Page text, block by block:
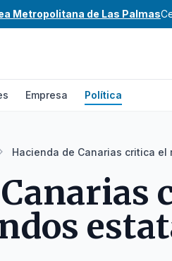
Metropolitana de Las Palmas
Empresa Política
Hacienda de Canarias critica